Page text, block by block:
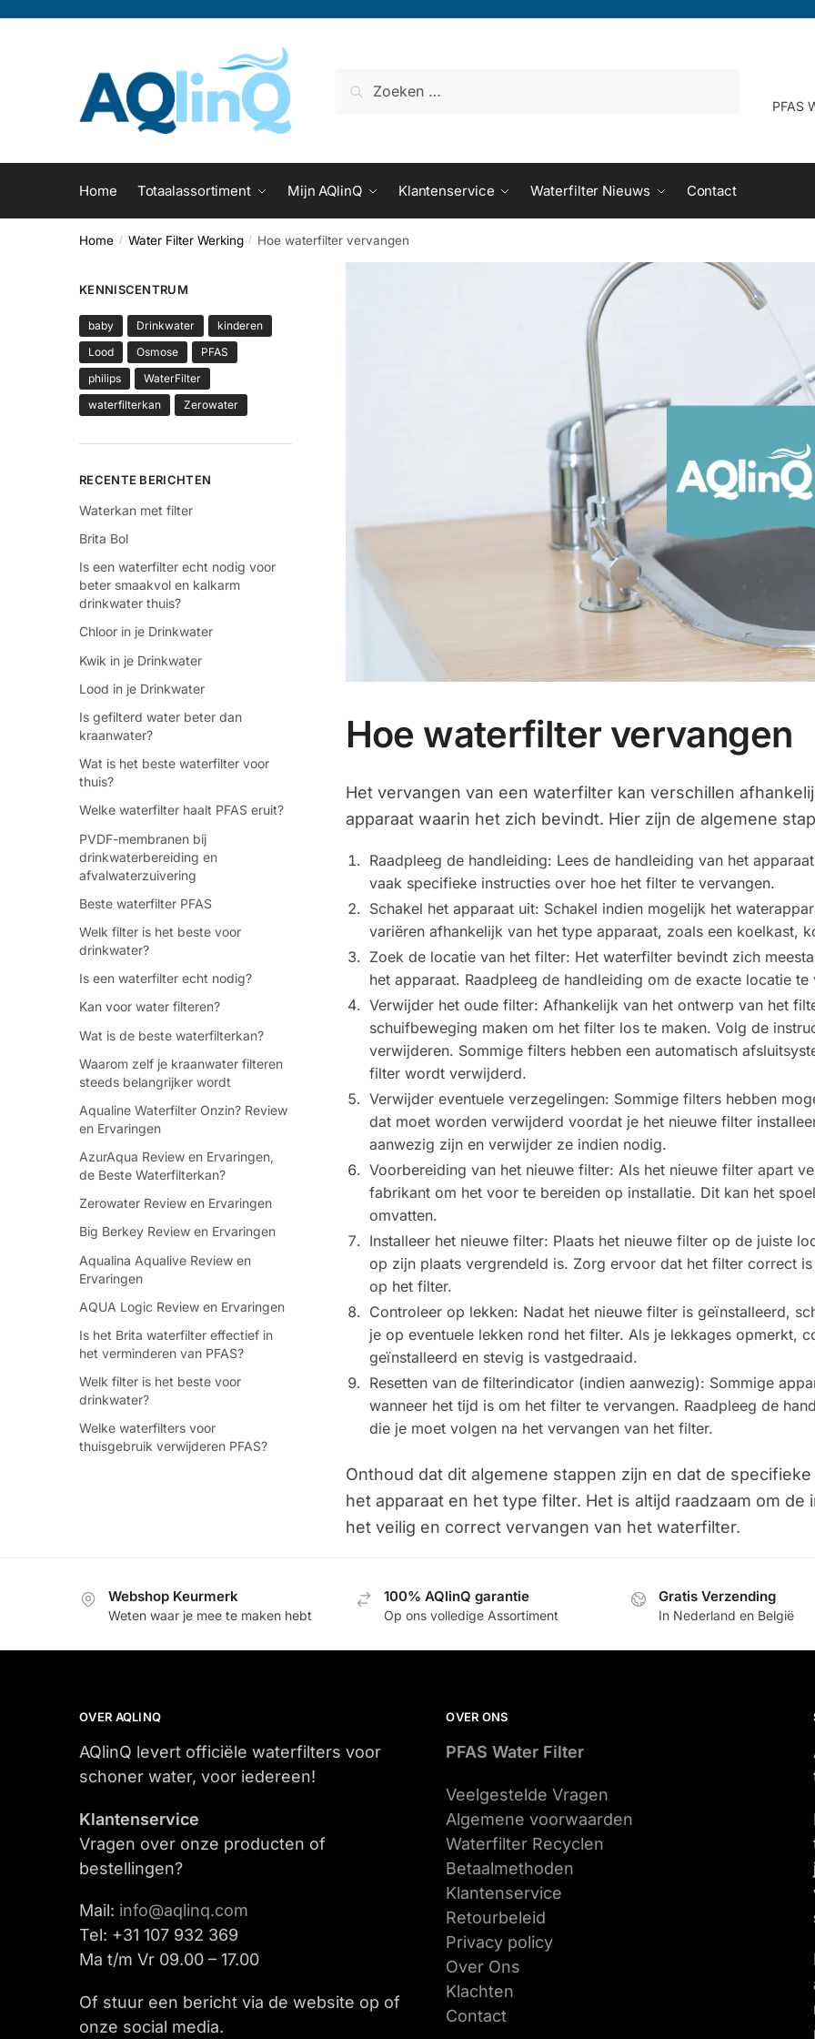
naar:
PFAS
Home Totaalassortiment Mijn AQlinQ Klantenservice Waterfilter Nieuws Contact
Home / Water Filter Werking / Hoe waterfilter vervangen
Hoe waterfilter vervangen
Het vervangen van een waterfilter kan verschillen
apparaat waarin het zich bevindt. Hier zijn de algemene
Raadpleeg de handleiding: Lees de handleiding van het
vaak specifieke instructies over hoe het filter te vervangen.
Schakel het apparaat uit: Schakel indien mogelijk het
variëren afhankelijk van het type apparaat, zoals een koelkast,
Zoek de locatie van het filter: Het waterfilter bevindt zich
het apparaat. Raadpleeg de handleiding om de exacte locatie te
Verwijder het oude filter: Afhankelijk van het ontwerp van het
schuifbeweging maken om het filter los te maken. Volg de
verwijderen. Sommige filters hebben een automatisch
filter wordt verwijderd.
Verwijder eventuele verzegelingen: Sommige filters hebben
dat moet worden verwijderd voordat je het nieuwe filter
aanwezig zijn en verwijder ze indien nodig.
Voorbereiding van het nieuwe filter: Als het nieuwe filter apart
fabrikant om het voor te bereiden op installatie. Dit kan het
omvatten.
Installeer het nieuwe filter: Plaats het nieuwe filter op de juiste
op zijn plaats vergrendeld is. Zorg ervoor dat het filter correct
op het filter.
Controleer op lekken: Nadat het nieuwe filter is geïnstalleerd,
je op eventuele lekken rond het filter. Als je lekkages opmerkt,
geïnstalleerd en stevig is vastgedraaid.
Resetten van de filterindicator (indien aanwezig): Sommige
wanneer het tijd is om het filter te vervangen. Raadpleeg de
die je moet volgen na het vervangen van het filter.
Onthoud dat dit algemene stappen zijn en dat de
het apparaat en het type filter. Het is altijd raadzaam om
het veilig en correct vervangen van het waterfilter.
KENNISCENTRUM
baby Drinkwater
kinderen
Lood
Osmose
PFAS
philips
WaterFilter
waterfilterkan
Zerowater
RECENTE BERICHTEN
Waterkan met filter
Brita Bol
Is een waterfilter echt nodig voor
beter smaakvol en kalkarm
drinkwater thuis?
Chloor in je Drinkwater
Kwik in je Drinkwater
Lood in je Drinkwater
Is gefilterd water beter dan
kraanwater?
Wat is het beste waterfilter voor
thuis?
Welke waterfilter haalt PFAS eruit?
PVDF-membranen bij
drinkwaterbereiding en
afvalwaterzuivering
Beste waterfilter PFAS
Welk filter is het beste voor
drinkwater?
Is een waterfilter echt nodig?
Kan voor water filteren?
Wat is de beste waterfilterkan?
Waarom zelf je kraanwater filteren
steeds belangrijker wordt
Aqualine Waterfilter Onzin? Review
en Ervaringen
AzurAqua Review en Ervaringen,
de Beste Waterfilterkan?
Zerowater Review en Ervaringen
Big Berkey Review en Ervaringen
Aqualina Aqualive Review en
Ervaringen
AQUA Logic Review en Ervaringen
Is het Brita waterfilter effectief in
het verminderen van PFAS?
Welk filter is het beste voor
drinkwater?
Welke waterfilters voor
thuisgebruik verwijderen PFAS?
Webshop Keurmerk
Weten waar je mee te maken hebt
100% AQlinQ garantie
Op ons volledige Assortiment
Gratis Verzending
In Nederland en België
OVER AQLINQ
AQlinQ levert officiële waterfilters voor
schoner water, voor iedereen!
Klantenservice
Vragen over onze producten of
bestellingen?
Mail: info@aqlinq.com
Tel: +31 107 932 369
Ma t/m Vr 09.00 – 17.00
Of stuur een bericht via de website op of
onze social media.
OVER ONS
PFAS Water Filter
Veelgestelde Vragen
Algemene voorwaarden
Waterfilter Recyclen
Betaalmethoden
Klantenservice
Retourbeleid
Privacy policy
Over Ons
Klachten
Contact